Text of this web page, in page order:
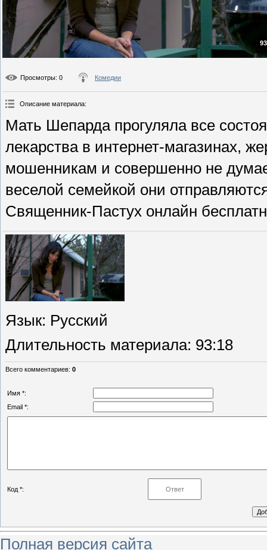
Просмотры: 0 Комедии
Описание материала:
Мать Шепарда прогуляла все
лекарства в интернет-магазинах,
мошенникам и совершенно не
веселой семейкой они
Священник-Пастух онлайн
Язык: Русский
Длительность материала: 93:18
Всего комментариев: 0
Имя *:
Email *:
Код *:
Полная версия сайта